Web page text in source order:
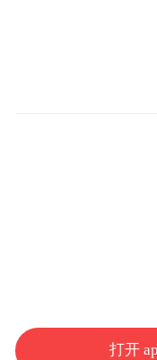
早早到岗。这
打开